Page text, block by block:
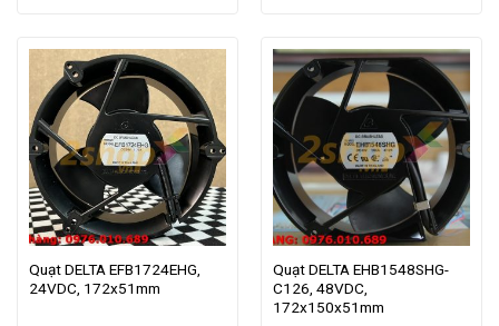
Quạt DELTA EFB1724EHG,
24VDC, 172x51mm
Quạt DELTA EHB1548SHG-
C126, 48VDC,
172x150x51mm